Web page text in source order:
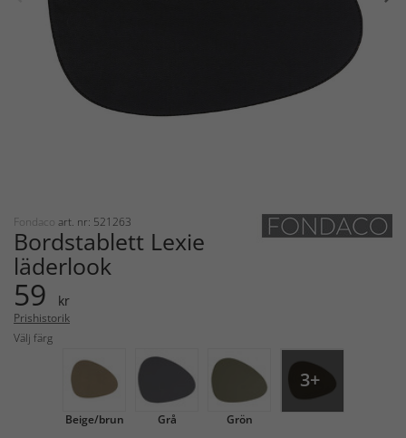
Fondaco art. nr: 521263
Bordstablett Lexie
läderlook
59 kr
Prishistorik
Välj färg
Beige/brun Grå Grön
3+